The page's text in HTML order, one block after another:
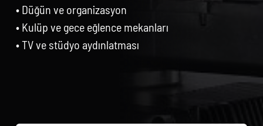
• Düğün ve organizasyon
• Kulüp ve gece eğlence mekanları
• TV ve stüdyo aydınlatması